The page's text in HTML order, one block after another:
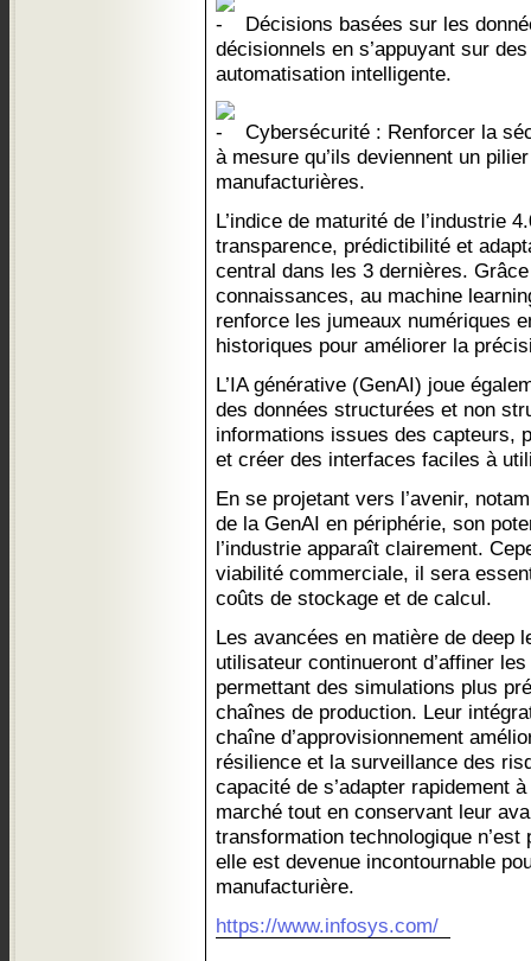
Décisions basées sur les
décisionnels en s’appuyant sur
automatisation intelligente.
Cybersécurité : Renforcer la
à mesure qu’ils deviennent un
manufacturières.
L’indice de maturité de l’industrie
transparence, prédictibilité et
central dans les 3 dernières.
connaissances, au machine
renforce les jumeaux numériques
historiques pour améliorer la
L’IA générative (GenAI) joue
des données structurées et non
informations issues des capteurs,
et créer des interfaces faciles à
En se projetant vers l’avenir,
de la GenAI en périphérie, son
l’industrie apparaît clairement.
viabilité commerciale, il sera
coûts de stockage et de calcul.
Les avancées en matière de deep
utilisateur continueront d’affiner
permettant des simulations plus
chaînes de production. Leur
chaîne d’approvisionnement
résilience et la surveillance des
capacité de s’adapter rapidement
marché tout en conservant leur
transformation technologique
elle est devenue incontournable
manufacturière.
https://www.infosys.com/